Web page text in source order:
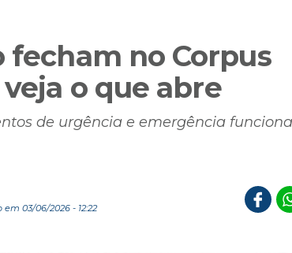
fecham no Corpus
o que abre
de urgência e emergência
03/06/2026 - 12:22